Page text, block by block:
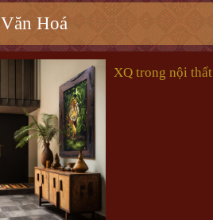
Văn Hoá
XQ trong nội thất